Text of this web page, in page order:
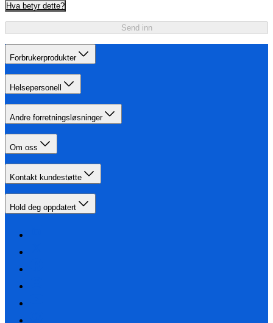
Hva betyr dette?
Send inn
Forbrukerprodukter
Helsepersonell
Andre forretningsløsninger
Om oss
Kontakt kundestøtte
Hold deg oppdatert